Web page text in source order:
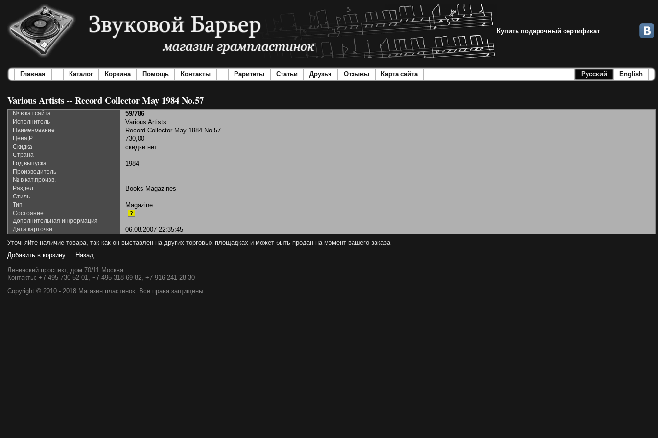
Купить подарочный сертификат
Главная Каталог Корзина Помощь Контакты Раритеты Статьи Друзья Отзывы Карта сайта Русский English
Various Artists -- Record Collector May 1984 No.57
№ в кат.сайта 59/786
Исполнитель Various Artists
Наименование Record Collector May 1984 No.57
Цена,Р 730,00
Скидка скидки нет
Страна
Год выпуска
1984
Производитель
№ в кат.произв.
Раздел
Books Magazines
Стиль
Тип
Magazine
Состояние ?
Дополнительная информация
Дата карточки
06.08.2007 22:35:45
Уточняйте наличие товара, так как он выставлен на других торговых площадках и может быть продан на момент вашего заказа
Добавить в корзину
Назад
Ленинский проспект, дом 70/11 Москва
Контакты: +7 495 730-52-01, +7 495 318-69-82, +7 916 241-28-30
Copyright © 2010 - 2018 Магазин пластинок. Все права защищены